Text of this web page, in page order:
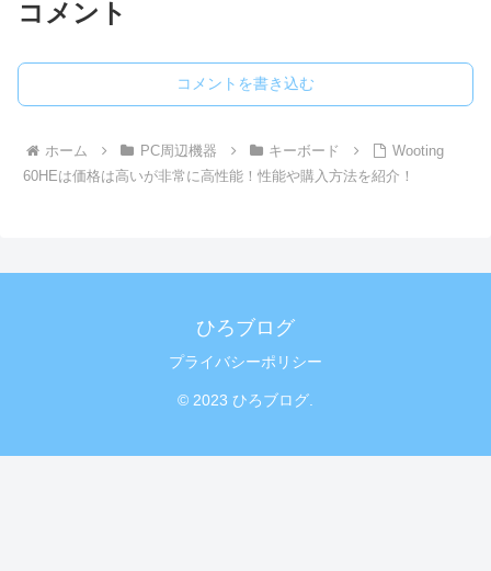
コメント
コメントを書き込む
ホーム PC周辺機器 キーボード
Wooting
60HEは価格は高いが非常に高性能！性能や購入方法を紹介！
ひろブログ
プライバシーポリシー
© 2023 ひろブログ.